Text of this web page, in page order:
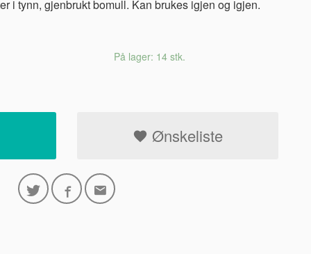
i tynn, gjenbrukt bomull. Kan brukes igjen og igjen.
På lager: 14 stk.
Ønskeliste